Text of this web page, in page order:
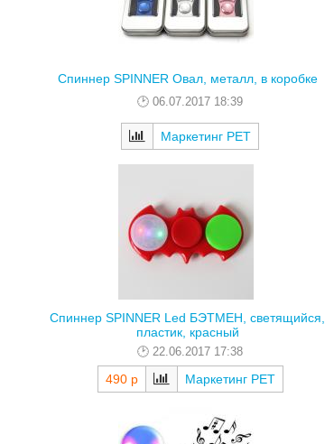
Спиннер SPINNER Овал, металл, в коробке
06.07.2017 18:39
Маркетинг РЕТ
Спиннер SPINNER Led БЭТМЕН, светящийся,
пластик, красный
22.06.2017 17:38
490 р Маркетинг РЕТ